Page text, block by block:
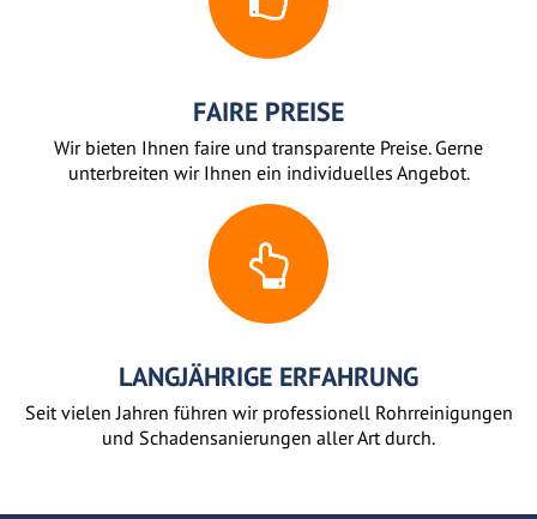
FAIRE PREISE
Wir bieten Ihnen faire und transparente Preise. Gerne
unterbreiten wir Ihnen ein individuelles Angebot.
LANGJÄHRIGE ERFAHRUNG
Seit vielen Jahren führen wir professionell Rohrreinigungen
und Schadensanierungen aller Art durch.